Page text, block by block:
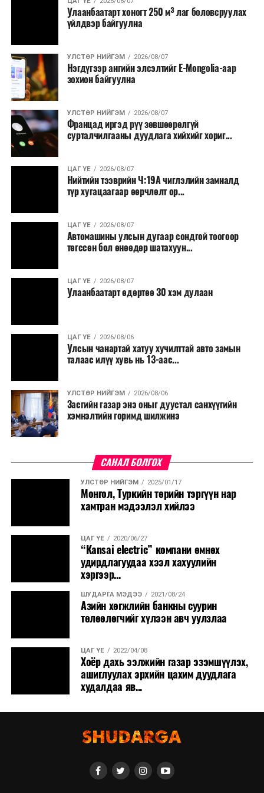
тавилга, автомашин худалдан авах;
Батлан хамгаалах, хууль зүйн салбараас бусад
Хуулиар заавал мэдээлэхээс бусад кино,
контент, хэвлэлийн зардал;
Заавал олгохоос бусад тэтгэмж, урамшуулал.
Санхүүгийн хэмнэлтийн горимыг 2026 оны
арванхоёрдугаар сарын 31 хүртэл мөрдөнө. Харин
эрүүл мэндийн салбар уг хэмнэлтийн горимд
хамрагдахгүй бөгөөд цэцэрлэг, сургуулийн хүүхдийн
эрт илрүүлэг, вакцинжуулалт, томуу, томуу төст
өвчний эсрэг арга хэмжээ зэрэг зайлшгүй
үргэлжилнэ гэж Ерөнхий сайд Н.Учрал онцоллоо.
Мөн бүх шатны төсвийн ерөнхийлөн захирагч нарт
салбар бүрдээ урсгал зардлыг 20 хувиар бууруулах,
нөхөн томилгоо хийхгүй байх, аялал, амралт, зугаалга,
хамт олны урлаг, спортын арга хэмжээг зохион
байгуулахгүй байх, төрийн албанд шинэ орон тоо бий
сургалтыг цахим хэлбэрт шилжүүлэх, төрийн албан
хаагчдыг зарим өдрүүдэд цахимаар ажиллуулах арга
хэмжээг үргэлжлүүлэхийг үүрэг болголоо.
Төсвийн сахилга бат сайжирч, эдийн засгийн нөхцөл
байдал хэвийн болсон тохиолдолд эдгээр
хязгаарлалтыг үе шаттайгаар сулруулах юм.
Улаанбаатарт хоногт 250 м³ лаг боловсруулах
үйлдвэр байгуулна
УЛСТӨР НИЙГЭМ 2026/08/07
Нэгдүгээр ангийн элсэлтийг E-Mongolia-аар
зохион байгуулна
УЛСТӨР НИЙГЭМ 2026/08/07
Францад иргэд рүү зөвшөөрөлгүй
сурталчилгааны дуудлага хийхийг хориг...
ЦАГ ҮЕ 2026/08/07
Нийтийн тээврийн Ч:19А чиглэлийн замналд
түр хугацаагаар өөрчлөлт ор...
ЦАГ ҮЕ 2026/08/07
Автомашины улсын дугаар сондгой тоогоор
төгссөн бол өнөөдөр шатахуун...
ЦАГ ҮЕ 2026/08/07
Улаанбаатарт өдөртөө 30 хэм дулаан
ЦАГ ҮЕ 2026/08/06
Улсын чанартай хатуу хучилттай авто замын
талаас илүү хувь нь 13-аас...
УЛСТӨР НИЙГЭМ 2026/08/06
Засгийн газар энэ оныг дуустал санхүүгийн
хэмнэлтийн горимд шилжинэ
САНАЛ БОЛГОХ
УЛСТӨР НИЙГЭМ 2025/01/17
Монгол, Туркийн төрийн тэргүүн нар
хамтран мэдээлэл хийлээ
ЦАГ ҮЕ 2020/06/27
“Kansai electric” компани өмнөх
удирдлагуудаа хээл хахуулийн
хэргээр...
ШУДАРГА МЭДЭЭ 2021/08/24
Азийн хөгжлийн банкны суурин
төлөөлөгчийг хүлээн авч уулзлаа
ЦАГ ҮЕ 2022/04/08
Хоёр дахь ээлжийн газар эзэмшүүлэх,
ашиглуулах эрхийн цахим дуудлага
худалдаа яв...